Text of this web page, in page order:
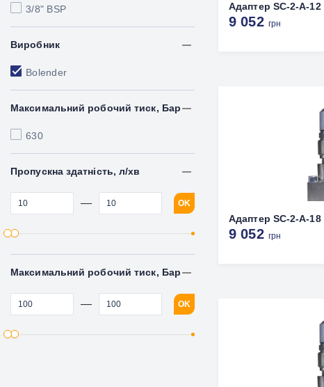
3/8" BSP
Виробник
Bolender
Максимальний робочий тиск, Бар
630
Пропускна здатність, л/хв
— OK
Максимальний робочий тиск, Бар
— OK
Адаптер SC-2-A-12
9 052 грн
Адаптер SC-2-A-18
9 052 грн